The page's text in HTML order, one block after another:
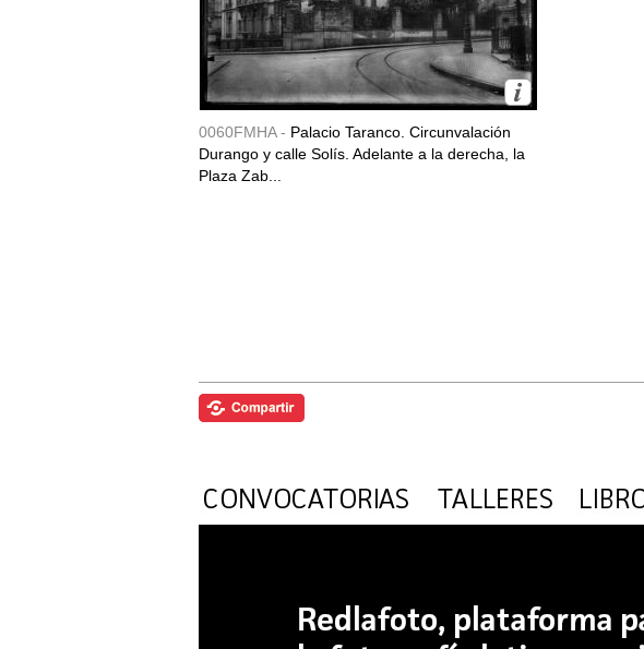
0060FMHA - Palacio Taranco. Circunvalación
Durango y calle Solís. Adelante a la derecha, la
Plaza Zab...